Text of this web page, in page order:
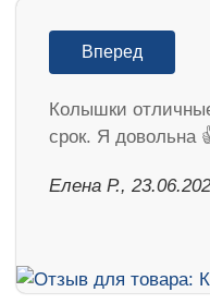
Вперед
Колышки
срок. Я довольна
Елена Р.,